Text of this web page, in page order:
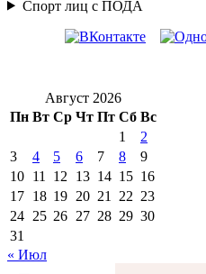
Спорт лиц с ПОДА
Август 2026
Пн Вт Ср Чт Пт Сб Вс
1
2
3
4 5 6 7 8
9
10 11 12 13 14 15 16
17 18 19 20 21 22 23
24 25 26 27 28 29 30
31
« Июл